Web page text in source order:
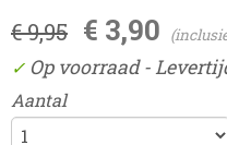
€ 9,95 € 3,90
✓ Op voorraad-
Aantal